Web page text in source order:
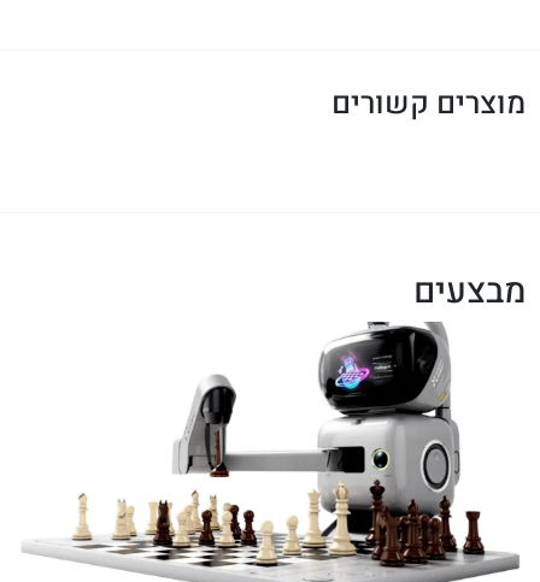
מוצרים קשורים
מבצעים